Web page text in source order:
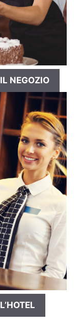
IL NEGOZIO
L’HOTEL